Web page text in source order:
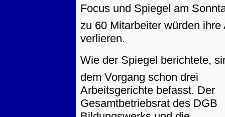
Focus und Spiegel am
zu 60 Mitarbeiter würden ihre
verlieren.
Wie der Spiegel berichtete,
dem Vorgang schon drei
Arbeitsgerichte befasst. Der
Gesamtbetriebsrat des DGB